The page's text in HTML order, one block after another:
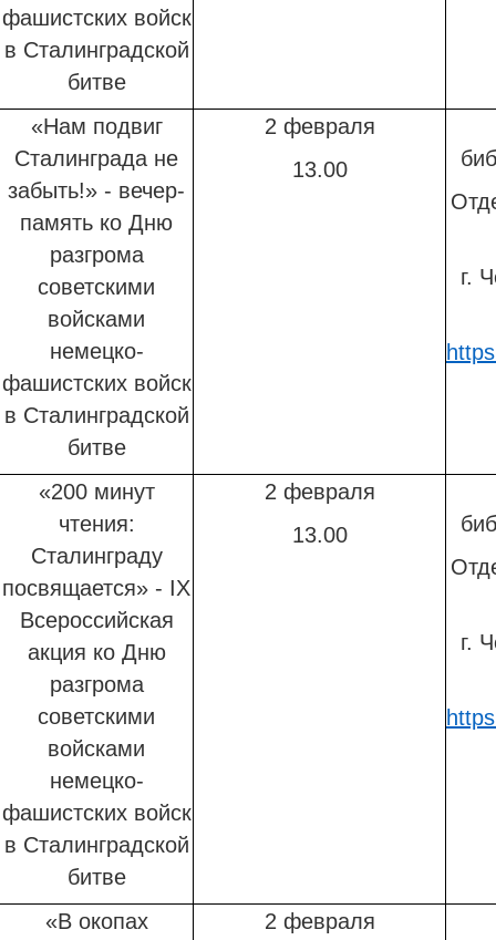
фашистских войск
в Сталинградской
битве
«Нам подвиг
Сталинграда не
забыть!» - вечер-
память ко Дню
разгрома
советскими
войсками
немецко-
фашистских войск
в Сталинградской
битве
2 февраля
13.00
г.
«200 минут
чтения:
Сталинграду
посвящается» - IX
Всероссийская
акция ко Дню
разгрома
советскими
войсками
немецко-
фашистских войск
в Сталинградской
битве
2 февраля
13.00
г.
«В окопах
2 февраля